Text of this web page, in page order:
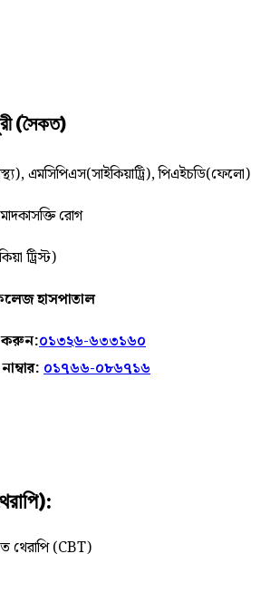
(সৈকত)
এমসিপিএস(সাইকিয়াট্রি), পিএইচডি(ফেলো)
রোগ
ট্রিস্ট)
হাসপাতাল
করুন:০১৩২৬-৬৩৩১৬০
০১৭৬৬-০৮৬৭১৬
থেরাপি (CBT)